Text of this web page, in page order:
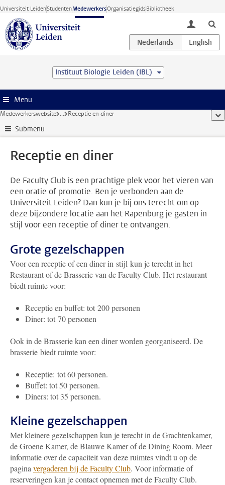
Ga direct naar de inhoud
Universiteit LeidenStudentenMedewerkersOrganisatiegidsBibliotheek
toggle
Instituut Biologie Leiden (IBL)
Menu
Medewerkerswebsite ... Receptie en diner
Submenu
Receptie en diner
De Faculty Club is een prachtige plek voor het vieren van
een oratie of promotie. Ben je verbonden aan de
Universiteit Leiden? Dan kun je bij ons terecht om op
deze bijzondere locatie aan het Rapenburg je gasten in
stijl voor een receptie of diner te ontvangen.
Grote gezelschappen
Voor een receptie of een diner in stijl kun je terecht in het
Restaurant of de Brasserie van de Faculty Club. Het restaurant
biedt ruimte voor:
Receptie en buffet: tot 200 personen
Diner: tot 70 personen
Ook in de Brasserie kan een diner worden georganiseerd. De
brasserie biedt ruimte voor:
Receptie: tot 60 personen.
Buffet: tot 50 personen.
Diners: tot 35 personen.
Kleine gezelschappen
Met kleinere gezelschappen kun je terecht in de Grachtenkamer,
de Groene Kamer, de Blauwe Kamer of de Dining Room. Meer
informatie over de capaciteit van deze ruimtes vindt u op de
pagina vergaderen bij de Faculty Club. Voor informatie of
reserveringen kan je contact opnemen met de Faculty Club.